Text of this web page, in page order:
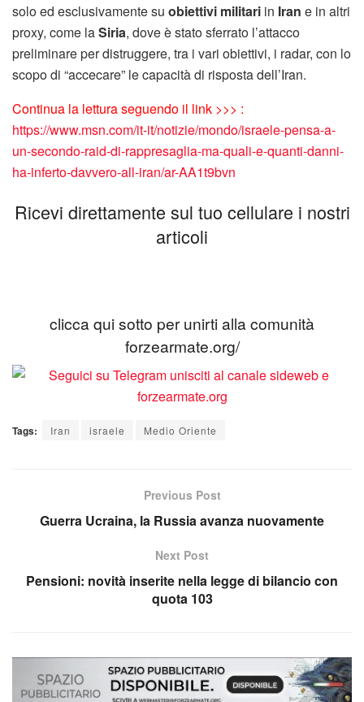
solo ed esclusivamente su obiettivi militari in Iran e in altri
proxy, come laSiria, dove è stato sferrato l’attacco
preliminare per distruggere, tra i vari obiettivi, i radar, con lo
scopo di “accecare” le capacità di risposta dell’Iran.
Continua la lettura seguendo il link >>> :
https://www.msn.com/it-it/notizie/mondo/israele-pensa-a-
un-secondo-raid-di-rappresaglia-ma-quali-e-quanti-danni-
ha-inferto-davvero-all-iran/ar-AA1t9bvn
Ricevi direttamente sul tuo cellulare i nostri
articoli
clicca qui sotto per unirti alla comunità
forzearmate.org/
Tags: Iran israele Medio Oriente
Previous Post
Guerra Ucraina, la Russia avanza nuovamente
Next Post
Pensioni: novità inserite nella legge di bilancio con
quota 103